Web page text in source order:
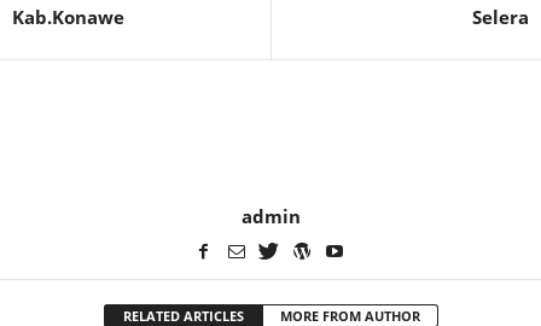
Kab.Konawe
Selera
admin
RELATED ARTICLES MORE FROM AUTHOR